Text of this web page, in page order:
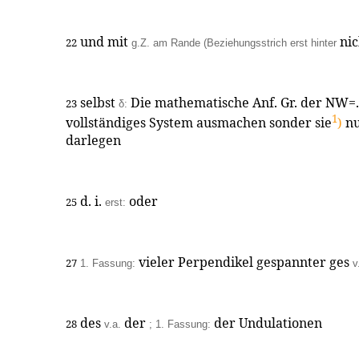
22 und mit g.Z. am Rande (Beziehungsstrich erst hinter
23 selbst δ: Die mathematische Anf. Gr. der
vollständiges System ausmachen sonder sie1)
darlegen
25 d. i. erst: oder
27 1. Fassung: vieler Perpendikel gespannter ges
28 des v.a. der ; 1. Fassung: der Undulationen